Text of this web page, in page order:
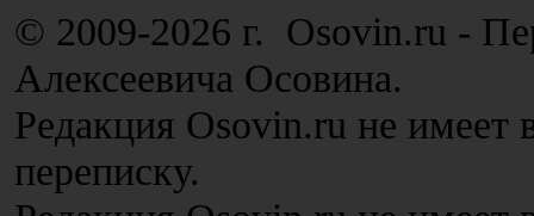
© 2009-2026 г. Osovin.ru -
Алексеевича Осовина.
Редакция Osovin.ru не имеет
переписку.